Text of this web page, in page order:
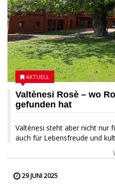
Valtènesi Rosè – wo
gefunden hat
Valtènesi steht aber nicht nur
auch für Lebensfreude und
AKTUELL
29 JUNI 2025